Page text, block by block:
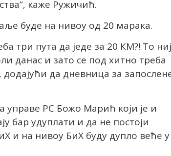
каже Ружичић.
буде на нивоу од 20 марака.
три пута да једе за 20 КМ?! То
данас и зато се под хитно треба
да дневница за
РС Божо Марић који је и
бар удуплати и да не постоји
и на нивоу БиХ буду дупло веће у